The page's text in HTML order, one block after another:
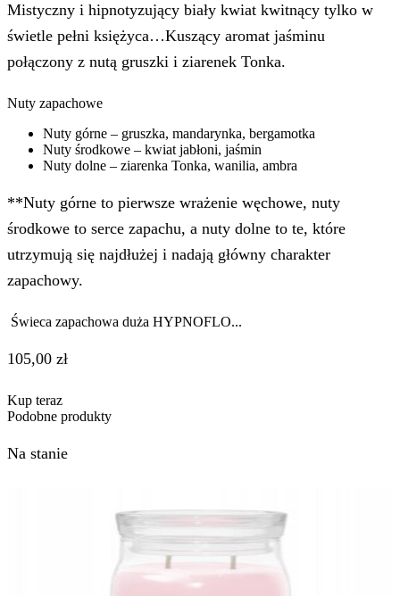
Mistyczny i hipnotyzujący biały kwiat kwitnący tylko w
świetle pełni księżyca…Kuszący aromat jaśminu
połączony z nutą gruszki i ziarenek Tonka.
Nuty zapachowe
Nuty górne – gruszka, mandarynka, bergamotka
Nuty środkowe – kwiat jabłoni, jaśmin
Nuty dolne – ziarenka Tonka, wanilia, ambra
**Nuty górne to pierwsze wrażenie węchowe, nuty
środkowe to serce zapachu, a nuty dolne to te, które
utrzymują się najdłużej i nadają główny charakter
zapachowy.
Świeca zapachowa duża HYPNOFLO...
105,00 zł
Kup teraz
Podobne produkty
Na stanie